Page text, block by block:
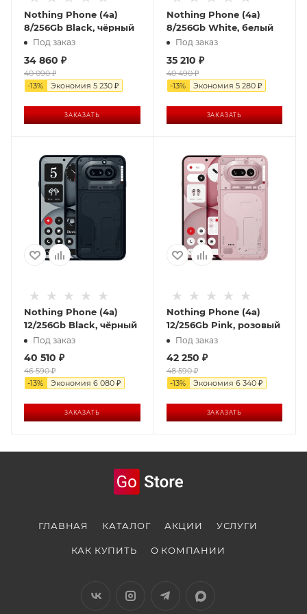
Nothing Phone (4a)
8/256Gb Black, чёрный
Под заказ
34 860 ₽
40 090₽
-13% Экономия 5 230 ₽
ЗАКАЗАТЬ
Nothing Phone (4a)
8/256Gb White, белый
Под заказ
35 210 ₽
40 490₽
-13% Экономия 5 280₽
ЗАКАЗАТЬ
Nothing Phone (4a)
12/256Gb Black, чёрный
Под заказ
40 510 ₽
46 590₽
-13% Экономия 6 080 ₽
ЗАКАЗАТЬ
Nothing Phone (4a)
12/256Gb Pink, розовый
Под заказ
42 250 ₽
48 590₽
-13% Экономия 6 340₽
ЗАКАЗАТЬ
ГЛАВНАЯ КАТАЛОГ АКЦИИ УСЛУГИ
КАК КУПИТЬ О КОМПАНИИ